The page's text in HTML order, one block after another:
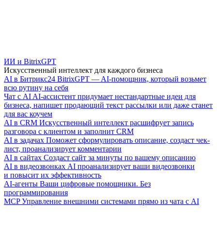
ИИ и BitrixGPT
Искусственный интеллект для каждого бизнеса
AI в Битрикс24 BitrixGPT — AI-помощник, который возьмет
всю рутину на себя
Чат с AI AI-ассистент придумает нестандартные идеи для
бизнеса, напишет продающий текст рассылки или даже станет
для вас коучем
AI в CRM Искусственный интеллект расшифрует запись
разговора с клиентом и заполнит CRM
AI в задачах Поможет сформулировать описание, создаст чек-
лист, проанализирует комментарии
AI в сайтах Создаст сайт за минуты по вашему описанию
AI в видеозвонках AI проанализирует ваши видеозвонки
и повысит их эффективность
AI-агенты Ваши цифровые помощники. Без
программирования
MCP Управление внешними системами прямо из чата с AI